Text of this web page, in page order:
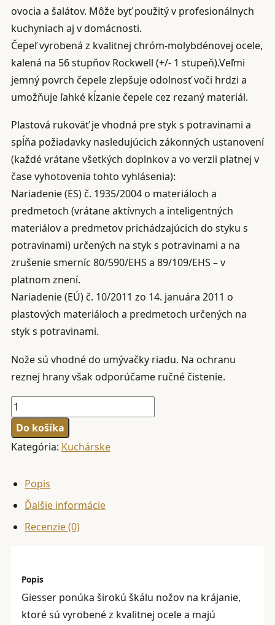
ovocia a šalátov. Môže byť použitý v profesionálnych
kuchyniach aj v domácnosti.
Čepeľ vyrobená z kvalitnej chróm-molybdénovej ocele,
kalená na 56 stupňov Rockwell (+/- 1 stupeň).Veľmi
jemný povrch čepele zlepšuje odolnosť voči hrdzi a
umožňuje ľahké kĺzanie čepele cez rezaný materiál.
Plastová rukoväť je vhodná pre styk s potravinami a
spĺňa požiadavky nasledujúcich zákonných ustanovení
(každé vrátane všetkých doplnkov a vo verzii platnej v
čase vyhotovenia tohto vyhlásenia):
Nariadenie (ES) č. 1935/2004 o materiáloch a
predmetoch (vrátane aktívnych a inteligentných
materiálov a predmetov prichádzajúcich do styku s
potravinami) určených na styk s potravinami a na
zrušenie smerníc 80/590/EHS a 89/109/EHS – v
platnom znení.
Nariadenie (EÚ) č. 10/2011 zo 14. januára 2011 o
plastových materiáloch a predmetoch určených na
styk s potravinami.
Nože sú vhodné do umývačky riadu. Na ochranu
reznej hrany však odporúčame ručné čistenie.
množstvo
GIESSER,
NÔŽ
10
CM,
ČIERNY
Do košíka
Kategória: Kuchárske
Popis
Ďalšie informácie
Recenzie (0)
Popis
Giesser ponúka širokú škálu nožov na krájanie,
ktoré sú vyrobené z kvalitnej ocele a majú